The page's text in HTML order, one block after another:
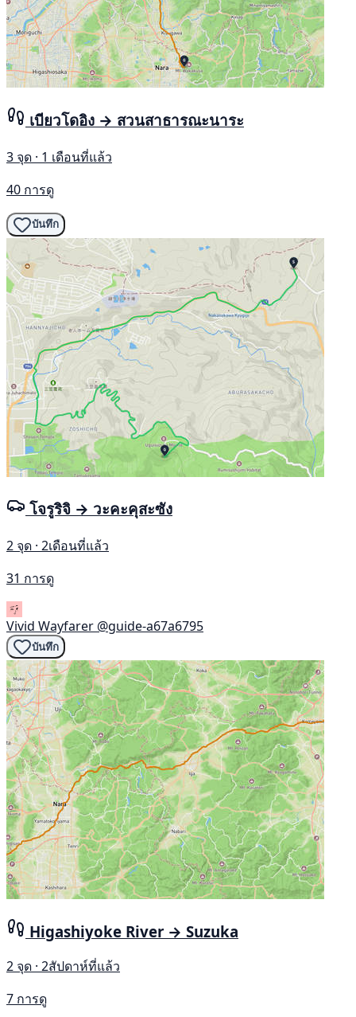
เบียวโดอิง → สวนสาธารณะนาระ
3 จุด · 1 เดือนที่แล้ว
40 การดู
บันทึก
โจรูริจิ → วะคะคุสะซัง
2 จุด · 2เดือนที่แล้ว
31 การดู
Vivid Wayfarer @guide-a67a6795
บันทึก
Higashiyoke River → Suzuka
2 จุด · 2สัปดาห์ที่แล้ว
7 การดู